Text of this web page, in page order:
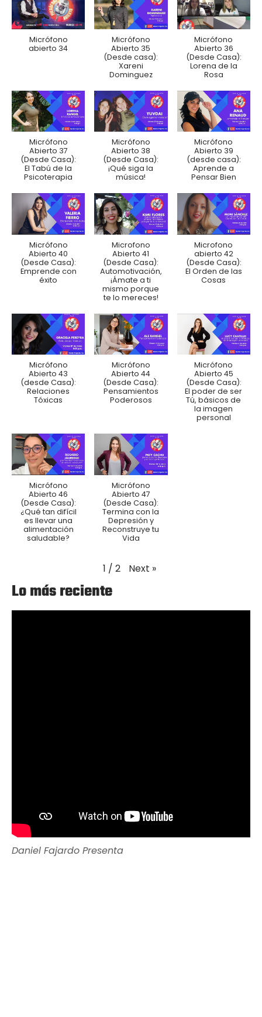
Micrófono
abierto 34
Micrófono
Abierto 35
(Desde casa):
Xareni
Dominguez
Micrófono
Abierto 36
(Desde Casa):
Lorena de la
Rosa
Micrófono
Abierto 37
(Desde Casa):
El Tabú de la
Psicoterapia
Micrófono
Abierto 38
(Desde Casa):
¡Qué siga la
música!
Micrófono
Abierto 39
(desde casa):
Aprende a
Pensar Bien
Micrófono
Abierto 40
(Desde Casa):
Emprende con
éxito
Microfono
Abierto 41
(Desde Casa):
Automotivación,
¡Ámate a ti
mismo porque
te lo mereces!
Microfono
abierto 42
(Desde Casa):
El Orden de las
Cosas
Micrófono
Abierto 43
(desde Casa):
Relaciones
Tóxicas
Micrófono
Abierto 44
(Desde Casa):
Pensamientos
Poderosos
Micrófono
Abierto 45
(Desde Casa):
El poder de ser
Tú, básicos de
la imagen
personal
Micrófono
Abierto 46
(Desde Casa):
¿Qué tan difícil
es llevar una
alimentación
saludable?
Micrófono
Abierto 47
(Desde Casa):
Termina con la
Depresión y
Reconstruye tu
Vida
1 / 2 Next »
Lo más reciente
Daniel Fajardo Presenta